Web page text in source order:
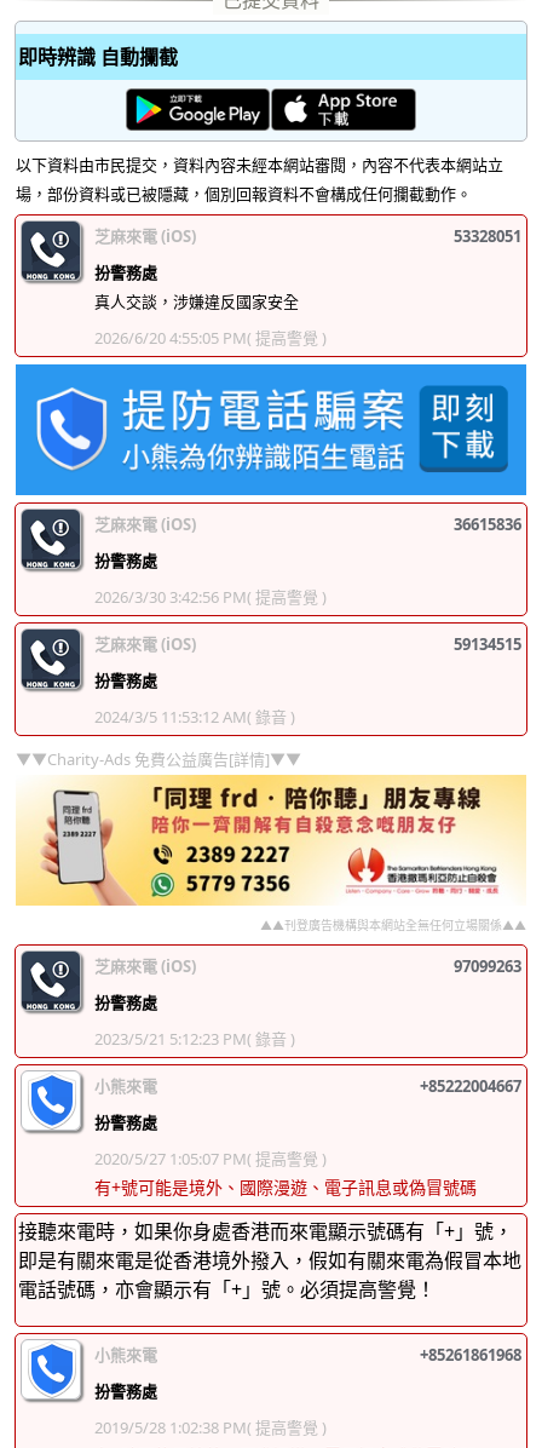
即時辨識 自動攔截
以下資料由市民提交，資料內容未經本網站審閱，內容不代表本網站立
場，部份資料或已被隱藏，個別回報資料不會構成任何攔截動作。
芝麻來電 (iOS)
53328051
扮警務處
真人交談，涉嫌違反國家安全
2026/6/20 4:55:05 PM( 提高警覺 )
芝麻來電 (iOS)
36615836
扮警務處
2026/3/30 3:42:56 PM( 提高警覺 )
芝麻來電 (iOS)
59134515
扮警務處
2024/3/5 11:53:12 AM( 錄音 )
▼▼Charity-Ads 免費公益廣告[詳情]▼▼
▲▲刊登廣告機構與本網站全無任何立場關係▲▲
芝麻來電 (iOS)
97099263
扮警務處
2023/5/21 5:12:23 PM( 錄音 )
小熊來電
+85222004667
扮警務處
2020/5/27 1:05:07 PM( 提高警覺 )
有+號可能是境外、國際漫遊、電子訊息或偽冒號碼
接聽來電時，如果你身處香港而來電顯示號碼有「+」號，
即是有關來電是從香港境外撥入，假如有關來電為假冒本地
電話號碼，亦會顯示有「+」號。必須提高警覺！
小熊來電
+85261861968
扮警務處
2019/5/28 1:02:38 PM( 提高警覺 )